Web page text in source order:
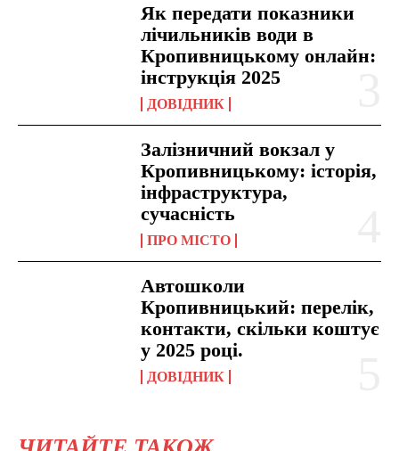
Як передати показники
лічильників води в
Кропивницькому онлайн:
інструкція 2025
ДОВІДНИК
Залізничний вокзал у
Кропивницькому: історія,
інфраструктура,
сучасність
ПРО МІСТО
Автошколи
Кропивницький: перелік,
контакти, скільки коштує
у 2025 році.
ДОВІДНИК